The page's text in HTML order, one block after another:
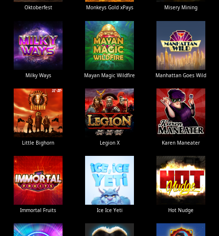
Oktoberfest Monkeys Gold xPays Misery Mining
Milky Ways Mayan Magic Wildfire Manhattan Goes Wild
Little Bighorn Legion X Karen Maneater
Immortal Fruits Ice Ice Yeti Hot Nudge